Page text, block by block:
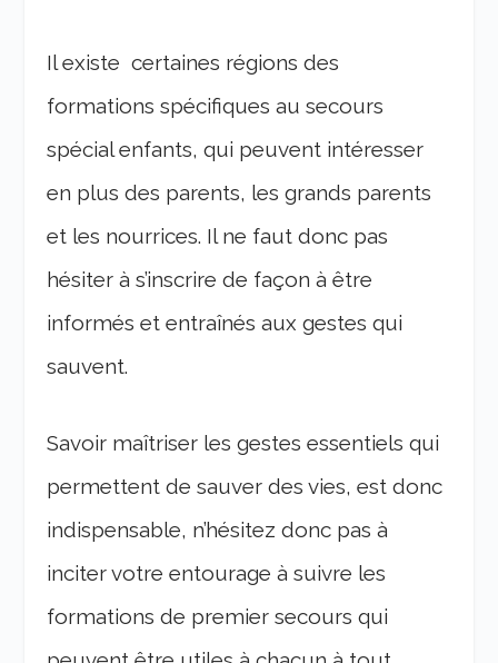
Il existe certaines régions des
formations spécifiques au secours
spécial enfants, qui peuvent intéresser
en plus des parents, les grands parents
et les nourrices. Il ne faut donc pas
hésiter à s’inscrire de façon à être
informés et entraînés aux gestes qui
sauvent.
Savoir maîtriser les gestes essentiels qui
permettent de sauver des vies, est donc
indispensable, n’hésitez donc pas à
inciter votre entourage à suivre les
formations de premier secours qui